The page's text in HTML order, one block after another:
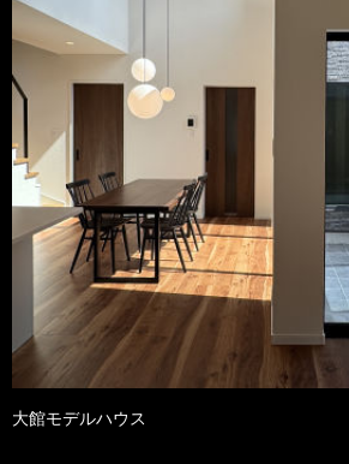
大館モデルハウス